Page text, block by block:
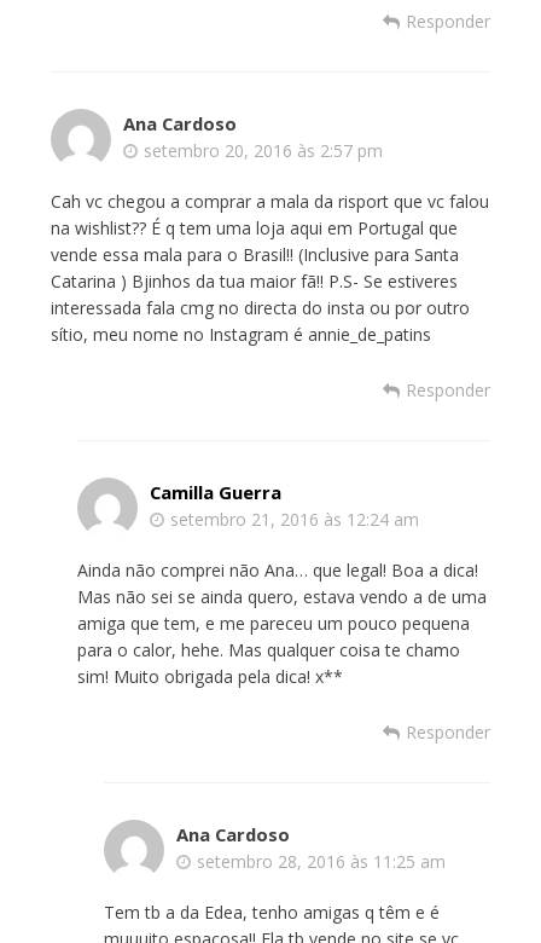
Responder
Ana Cardoso
setembro 20, 2016 às 2:57 pm
Cah vc chegou a comprar a mala da risport que vc falou
na wishlist?? É q tem uma loja aqui em Portugal que
vende essa mala para o Brasil!! (Inclusive para Santa
Catarina ) Bjinhos da tua maior fã!! P.S- Se estiveres
interessada fala cmg no directa do insta ou por outro
sítio, meu nome no Instagram é annie_de_patins
Responder
Camilla Guerra
setembro 21, 2016 às 12:24 am
Ainda não comprei não Ana… que legal! Boa a dica!
Mas não sei se ainda quero, estava vendo a de uma
amiga que tem, e me pareceu um pouco pequena
para o calor, hehe. Mas qualquer coisa te chamo
sim! Muito obrigada pela dica! x**
Responder
Ana Cardoso
setembro 28, 2016 às 11:25 am
Tem tb a da Edea, tenho amigas q têm e é